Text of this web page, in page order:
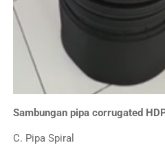
Sambungan pipa corrugated
C. Pipa Spiral